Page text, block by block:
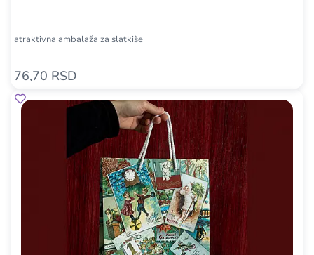
atraktivna ambalaža za slatkiše
76,70 RSD